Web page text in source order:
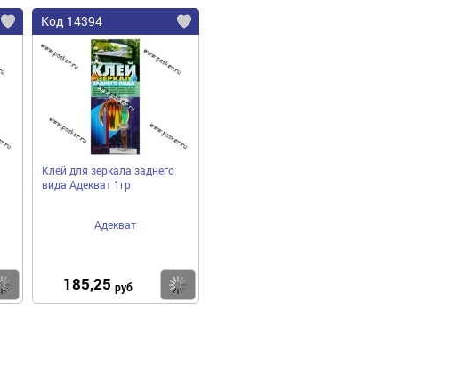
Купить
Код 14394
Клей для зеркала заднего
вида Адекват 1гр
Адекват
185,25 руб